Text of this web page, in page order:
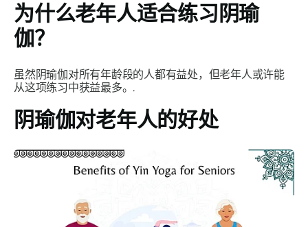
为什么老年人适合练习阴瑜
伽？
虽然阴瑜伽对所有年龄段的人都有益处，但老年人或许能
从这项练习中获益最多。.
阴瑜伽对老年人的好处